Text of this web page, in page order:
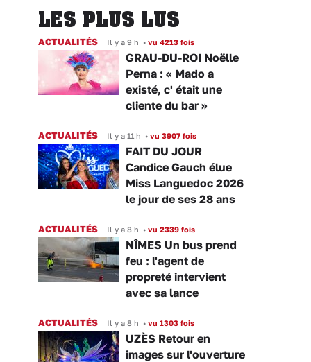
LES PLUS LUS
ACTUALITÉS Il y a 9 h • vu 4213 fois
GRAU-DU-ROI Noëlle
Perna : « Mado a
existé, c' était une
cliente du bar »
ACTUALITÉS Il y a 11 h • vu 3907 fois
FAIT DU JOUR
Candice Gauch élue
Miss Languedoc 2026
le jour de ses 28 ans
ACTUALITÉS Il y a 8 h • vu 2339 fois
NÎMES Un bus prend
feu : l'agent de
propreté intervient
avec sa lance
ACTUALITÉS Il y a 8 h • vu 1303 fois
UZÈS Retour en
images sur l'ouverture